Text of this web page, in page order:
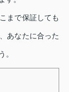
まで保証しても
あなたに合った
。